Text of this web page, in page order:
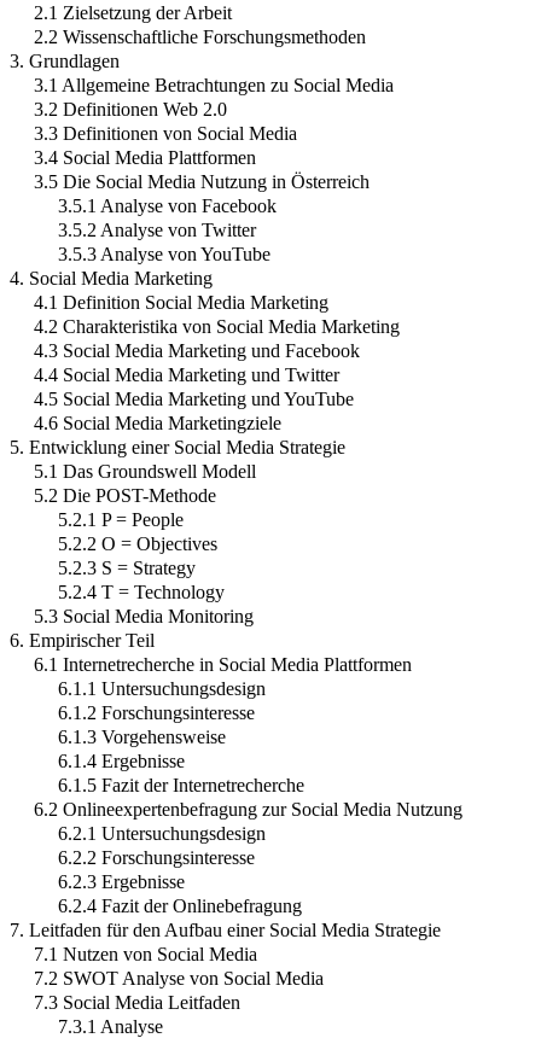
2.1 Zielsetzung der Arbeit
2.2 Wissenschaftliche Forschungsmethoden
3. Grundlagen
3.1 Allgemeine Betrachtungen zu Social Media
3.2 Definitionen Web 2.0
3.3 Definitionen von Social Media
3.4 Social Media Plattformen
3.5 Die Social Media Nutzung in Österreich
3.5.1 Analyse von Facebook
3.5.2 Analyse von Twitter
3.5.3 Analyse von YouTube
4. Social Media Marketing
4.1 Definition Social Media Marketing
4.2 Charakteristika von Social Media Marketing
4.3 Social Media Marketing und Facebook
4.4 Social Media Marketing und Twitter
4.5 Social Media Marketing und YouTube
4.6 Social Media Marketingziele
5. Entwicklung einer Social Media Strategie
5.1 Das Groundswell Modell
5.2 Die POST-Methode
5.2.1 P = People
5.2.2 O = Objectives
5.2.3 S = Strategy
5.2.4 T = Technology
5.3 Social Media Monitoring
6. Empirischer Teil
6.1 Internetrecherche in Social Media Plattformen
6.1.1 Untersuchungsdesign
6.1.2 Forschungsinteresse
6.1.3 Vorgehensweise
6.1.4 Ergebnisse
6.1.5 Fazit der Internetrecherche
6.2 Onlineexpertenbefragung zur Social Media Nutzung
6.2.1 Untersuchungsdesign
6.2.2 Forschungsinteresse
6.2.3 Ergebnisse
6.2.4 Fazit der Onlinebefragung
7. Leitfaden für den Aufbau einer Social Media Strategie
7.1 Nutzen von Social Media
7.2 SWOT Analyse von Social Media
7.3 Social Media Leitfaden
7.3.1 Analyse